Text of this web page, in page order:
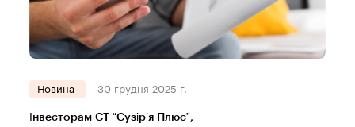
Новина 30 грудня 2025 г.
Інвесторам СТ “Сузір’я Плюс”,